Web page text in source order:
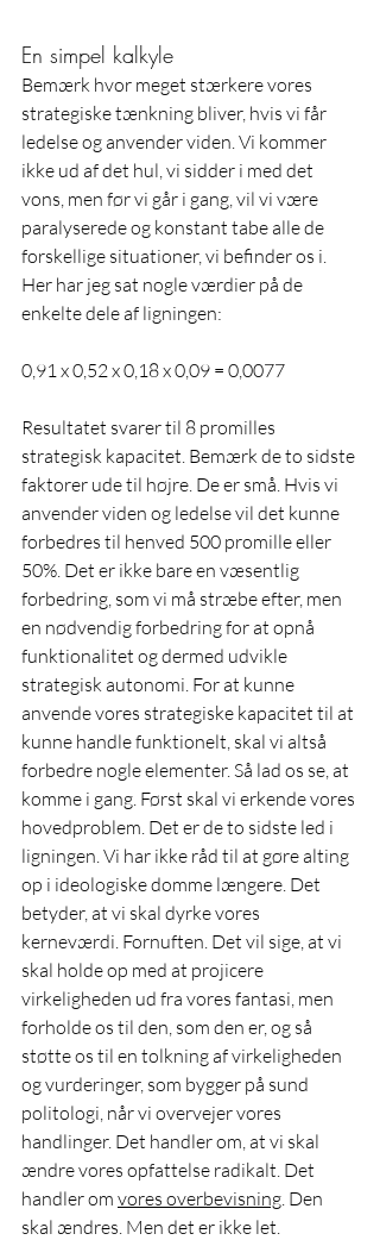
En simpel kalkyle
Bemærk hvor meget stærkere vores
strategiske tænkning bliver, hvis vi får
ledelse og anvender viden. Vi kommer
ikke ud af det hul, vi sidder i med det
vons, men før vi går i gang, vil vi være
paralyserede og konstant tabe alle de
forskellige situationer, vi befinder os i.
Her har jeg sat nogle værdier på de
enkelte dele af ligningen:
0,91 x 0,52 x 0,18 x 0,09 = 0,0077
Resultatet svarer til 8 promilles
strategisk kapacitet. Bemærk de to sidste
faktorer ude til højre. De er små. Hvis vi
anvender viden og ledelse vil det kunne
forbedres til henved 500 promille eller
50%. Det er ikke bare en væsentlig
forbedring, som vi må stræbe efter, men
en nødvendig forbedring for at opnå
funktionalitet og dermed udvikle
strategisk autonomi. For at kunne
anvende vores strategiske kapacitet til at
kunne handle funktionelt, skal vi altså
forbedre nogle elementer. Så lad os se, at
komme i gang. Først skal vi erkende vores
hovedproblem. Det er de to sidste led i
ligningen. Vi har ikke råd til at gøre alting
op i ideologiske domme længere. Det
betyder, at vi skal dyrke vores
kerneværdi. Fornuften. Det vil sige, at vi
skal holde op med at projicere
virkeligheden ud fra vores fantasi, men
forholde os til den, som den er, og så
støtte os til en tolkning af virkeligheden
og vurderinger, som bygger på sund
politologi, når vi overvejer vores
handlinger. Det handler om, at vi skal
ændre vores opfattelse radikalt. Det
handler om vores overbevisning. Den
skal ændres. Men det er ikke let.